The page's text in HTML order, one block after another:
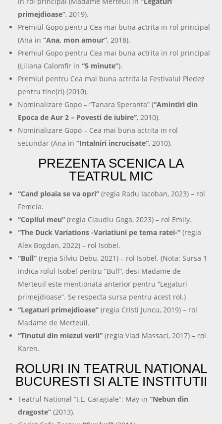
primejdioase”, 2019).
Premiul Gopo pentru Cea mai buna actrita in rol principal
(Ana in“Ana, mon amour”, 2018).
Premiul Gopo pentru Cea mai buna actrita in rol principal
(Liliana Calomfir in“5 minute”).
Premiul pentru Cea mai buna actrita la Festivalul Pledez
pentru tine(ri) (2010).
Nominalizare Gopo – “Tanara Speranta” (“Amintiri din
Epoca de Aur 2 – Povesti de iubire”, 2010).
Nominalizare Gopo – Cea mai buna actrita in rol
secundar (Ana in“Intalniri incrucisate”, 2010).
PREZENTA SCENICA LA
TEATRUL MIC
“Cand ploaia se va opri” (regia Radu Iacoban, 2023) – rol
Femeia.
“Copilul meu” (regia Claudiu Goga, 2023) – rol Emily.
“The Duck Variations -Variatiuni pe tema ratei-“ (regia
Alex Bogdan, 2022) – rol Isobel.
“Bull” (regia Silviu Debu, 2021) – rol Isobel. (Nota: Sursa 1
indica rolul Isobel pentru “Bull”, desi Madame de
Merteuil este mentionata anterior pentru “Legaturi
primejdioase”. Se respecta sursa pentru acest rol.)
“Legaturi primejdioase” (regia Cristi Juncu, 2019) – rol
Madame de Merteuil.
“Tinutul din miezul verii” (regia Vlad Massaci, 2017) – rol
Karen.
ROLURI IN TEATRUL NATIONAL
BUCURESTI SI ALTE INSTITUTII
Teatrul National “I.L. Caragiale”: May in“Nebun din
dragoste” (2013).